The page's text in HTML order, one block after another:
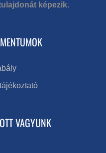
képezik.
VAGYUNK